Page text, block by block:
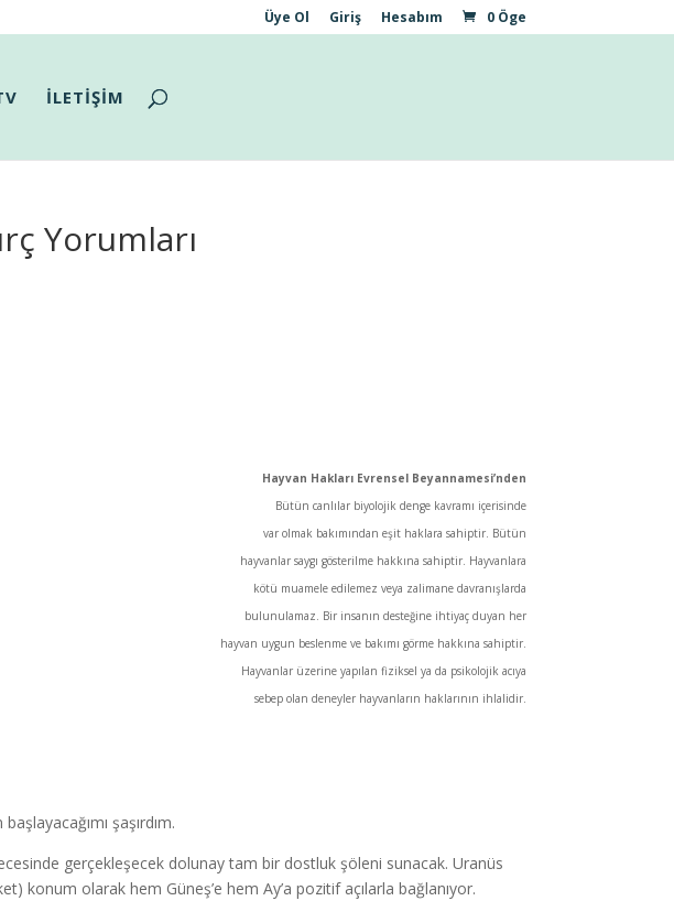
Üye Ol Giriş Hesabım 0 Öge
İLETİŞİM
Yorumları
Hayvan Hakları Evrensel Beyannamesi’nden
Bütün canlılar biyolojik denge kavramı içerisinde
var olmak bakımından eşit haklara sahiptir. Bütün
hayvanlar saygı gösterilme hakkına sahiptir. Hayvanlara
kötü muamele edilemez veya zalimane davranışlarda
bulunulamaz. Bir insanın desteğine ihtiyaç duyan her
hayvan uygun beslenme ve bakımı görme hakkına sahiptir.
Hayvanlar üzerine yapılan fiziksel ya da psikolojik acıya
sebep olan deneyler hayvanların haklarının ihlalidir.
şaşırdım.
gerçekleşecek dolunay tam bir dostluk şöleni sunacak. Uranüs
konum olarak hem Güneş’e hem Ay’a pozitif açılarla bağlanıyor.